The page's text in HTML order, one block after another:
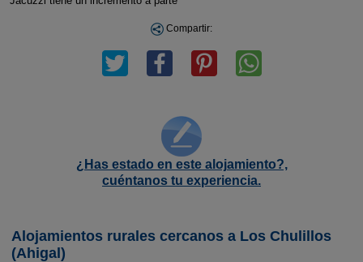
Compartir:
¿Has estado en este alojamiento?,
cuéntanos tu experiencia.
Alojamientos rurales cercanos a Los Chulillos
(Ahigal)